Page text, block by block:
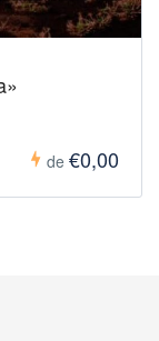
de €0,00